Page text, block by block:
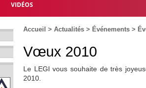
VIDÉOS
Accueil > Actualités > Événements >
Vœux 2010
Le LEGI vous souhaite de très
2010.